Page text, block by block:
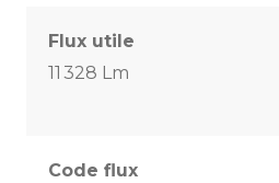
Flux utile
11 328 Lm
Code flux